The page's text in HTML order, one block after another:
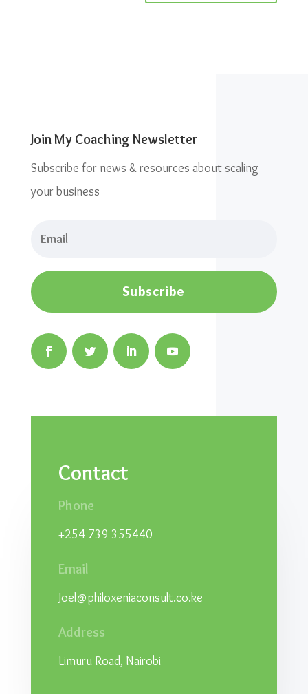
Join My Coaching Newsletter
Subscribe for news & resources about scaling
your business
Subscribe
Contact
Phone
+254 739 355440
Email
Joel@philoxeniaconsult.co.ke
Address
Limuru Road, Nairobi